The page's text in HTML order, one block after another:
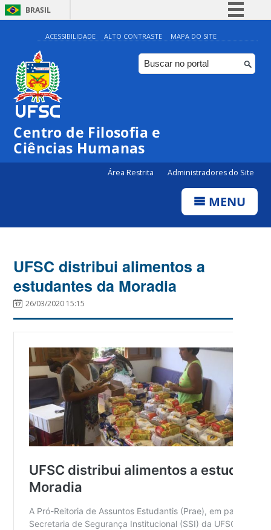
BRASIL
Simplifique!
Comunica BR
Participe
ACESSIBILIDADE ALTO CONTRASTE MAPA DO SITE
Centro de Filosofia e
Ciências Humanas
Área Restrita Administradores do Site
MENU
UFSC distribui alimentos a
estudantes da Moradia
26/03/2020 15:15